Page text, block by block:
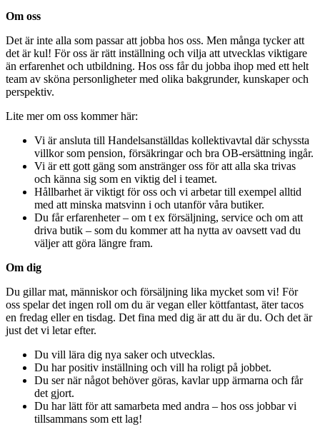
Om oss
Det är inte alla som passar att jobba hos oss. Men många tycker att
det är kul! För oss är rätt inställning och vilja att utvecklas viktigare
än erfarenhet och utbildning. Hos oss får du jobba ihop med ett helt
team av sköna personligheter med olika bakgrunder, kunskaper och
perspektiv.
Lite mer om oss kommer här:
Vi är ansluta till Handelsanställdas kollektivavtal där schyssta
villkor som pension, försäkringar och bra OB-ersättning ingår.
Vi är ett gott gäng som anstränger oss för att alla ska trivas
och känna sig som en viktig del i teamet.
Hållbarhet är viktigt för oss och vi arbetar till exempel alltid
med att minska matsvinn i och utanför våra butiker.
Du får erfarenheter – om t ex försäljning, service och om att
driva butik – som du kommer att ha nytta av oavsett vad du
väljer att göra längre fram.
Om dig
Du gillar mat, människor och försäljning lika mycket som vi! För
oss spelar det ingen roll om du är vegan eller köttfantast, äter tacos
en fredag eller en tisdag. Det fina med dig är att du är du. Och det är
just det vi letar efter.
Du vill lära dig nya saker och utvecklas.
Du har positiv inställning och vill ha roligt på jobbet.
Du ser när något behöver göras, kavlar upp ärmarna och får
det gjort.
Du har lätt för att samarbeta med andra – hos oss jobbar vi
tillsammans som ett lag!